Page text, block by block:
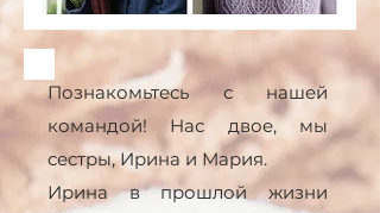
Познакомьтесь с нашей
командой! Нас двое, мы
сестры, Ирина и Мария.
Ирина в прошлой жизни